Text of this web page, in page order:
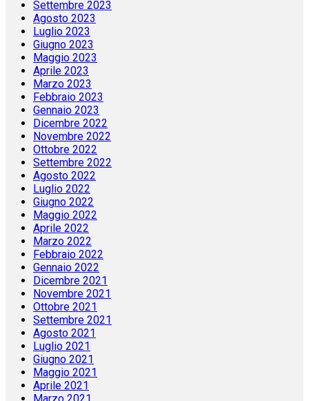
Settembre 2023
Agosto 2023
Luglio 2023
Giugno 2023
Maggio 2023
Aprile 2023
Marzo 2023
Febbraio 2023
Gennaio 2023
Dicembre 2022
Novembre 2022
Ottobre 2022
Settembre 2022
Agosto 2022
Luglio 2022
Giugno 2022
Maggio 2022
Aprile 2022
Marzo 2022
Febbraio 2022
Gennaio 2022
Dicembre 2021
Novembre 2021
Ottobre 2021
Settembre 2021
Agosto 2021
Luglio 2021
Giugno 2021
Maggio 2021
Aprile 2021